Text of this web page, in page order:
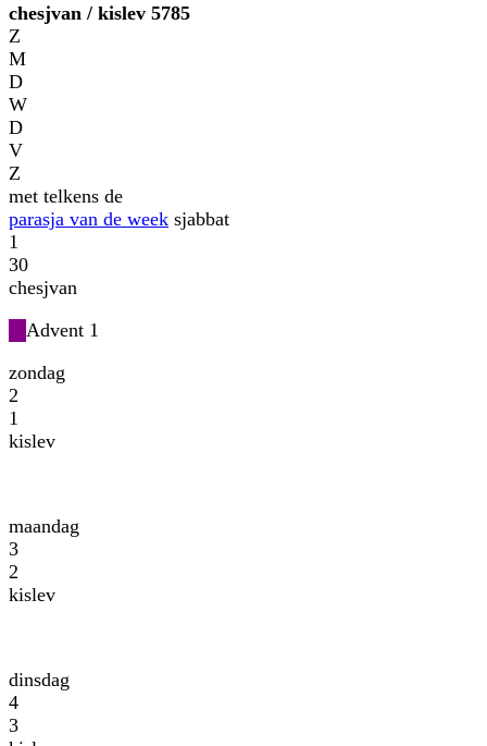
chesjvan / kislev 5785
Z
M
D
W
D
V
Z
met telkens de
parasja van de week sjabbat
1
30
chesjvan
Advent 1
zondag
2
1
kislev
maandag
3
2
kislev
dinsdag
4
3